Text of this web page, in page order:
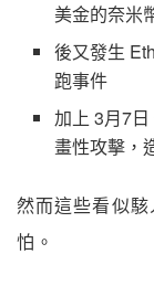
美金的奈米
後又發生
跑事件
加上 3月7
畫性攻擊，
然而這些看似
怕。